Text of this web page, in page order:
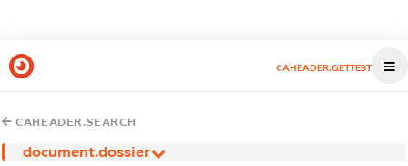
CAHEADER.GETTEST
CAHEADER.SEARCH
document.dossier